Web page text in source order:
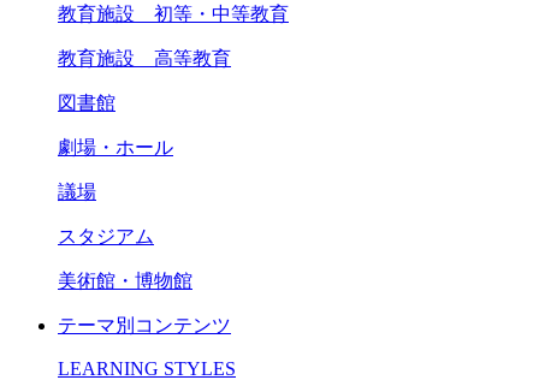
教育施設 初等・中等教育
教育施設 高等教育
図書館
劇場・ホール
議場
スタジアム
美術館・博物館
テーマ別コンテンツ
LEARNING STYLES